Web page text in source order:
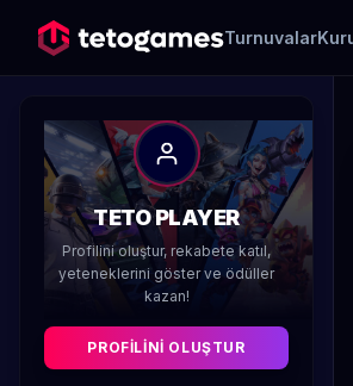
Turnuvalar
TETO PLAYER
Profilini oluştur, rekabete katıl,
yeteneklerini göster ve ödüller
kazan!
PROFILINI OLUŞTUR